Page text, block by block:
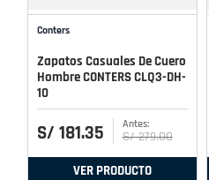
Conters
Zapatos Casuales De Cuero
Hombre CONTERS CLQ3-DH-
10
S/ 181.35 S/ 279.00
VER PRODUCTO